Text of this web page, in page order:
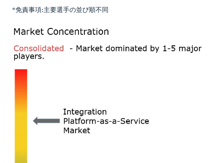
*免責事項:主要選手の並び順不同